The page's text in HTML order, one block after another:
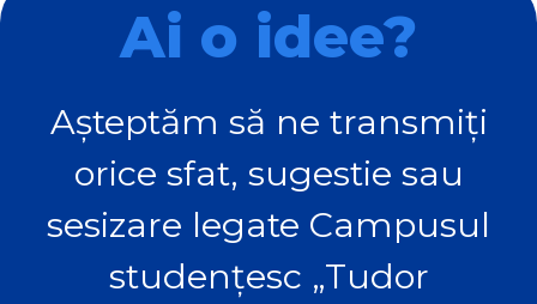
Ai o idee?
Așteptăm să ne transmiți
orice sfat, sugestie sau
sesizare legate Campusul
studențesc „Tudor